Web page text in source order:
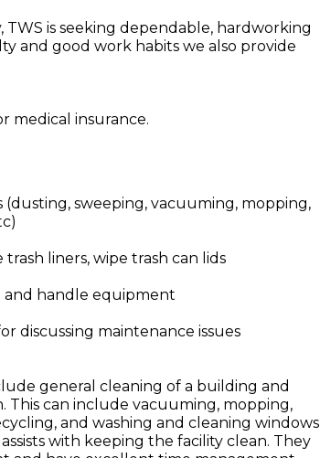
is seeking dependable, hardworking
and good work habits we also provide
medical insurance.
sweeping, vacuuming, mopping,
liners, wipe trash can lids
and handle equipment
discussing maintenance issues
general cleaning of a building and
This can include vacuuming, mopping,
and washing and cleaning windows
with keeping the facility clean. They